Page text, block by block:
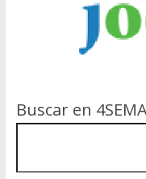
Buscar en